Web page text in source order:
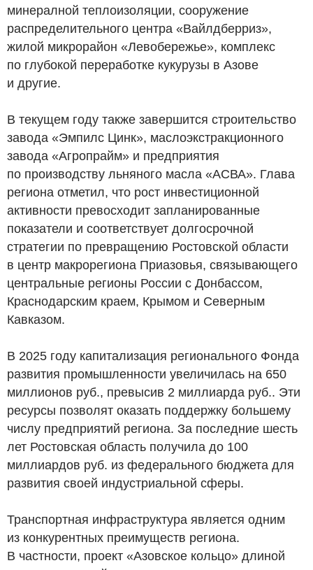
минералной теплоизоляции, сооружение
распределительного центра «Вайлдберриз»,
жилой микрорайон «Левобережье», комплекс
по глубокой переработке кукурузы в Азове
и другие.
В текущем году также завершится строительство
завода «Эмпилс Цинк», маслоэкстракционного
завода «Агропрайм» и предприятия
по производству льняного масла «АСВА». Глава
региона отметил, что рост инвестиционной
активности превосходит запланированные
показатели и соответствует долгосрочной
стратегии по превращению Ростовской области
в центр макрорегиона Приазовья, связывающего
центральные регионы России с Донбассом,
Краснодарским краем, Крымом и Северным
Кавказом.
В 2025 году капитализация регионального Фонда
развития промышленности увеличилась на 650
миллионов руб., превысив 2 миллиарда руб.. Эти
ресурсы позволят оказать поддержку большему
числу предприятий региона. За последние шесть
лет Ростовская область получила до 100
миллиардов руб. из федерального бюджета для
развития своей индустриальной сферы.
Транспортная инфраструктура является одним
из конкурентных преимуществ региона.
В частности, проект «Азовское кольцо» длиной